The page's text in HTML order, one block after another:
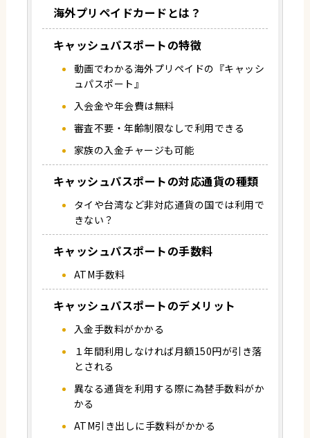
海外プリペイドカードとは？
キャッシュパスポートの特徴
動画でわかる海外プリペイドの『キャッシ
ュパスポート』
入会金や年会費は無料
審査不要・年齢制限なしで利用できる
家族の入金チャージも可能
キャッシュパスポートの対応通貨の種類
タイや台湾など非対応通貨の国では利用で
きない？
キャッシュパスポートの手数料
ATM手数料
キャッシュパスポートのデメリット
入金手数料がかかる
１年間利用しなければ月額150円が引き落
とされる
異なる通貨を利用する際に為替手数料がか
かる
ATM引き出しに手数料がかかる